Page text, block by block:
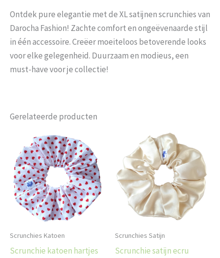
Ontdek pure elegantie met de XL satijnen scrunchies van
Darocha Fashion! Zachte comfort en ongeëvenaarde stijl
in één accessoire. Creëer moeiteloos betoverende looks
voor elke gelegenheid. Duurzaam en modieus, een
must-have voor je collectie!
Gerelateerde producten
Scrunchies Katoen
Scrunchie katoen hartjes
Scrunchies Satijn
Scrunchie satijn ecru